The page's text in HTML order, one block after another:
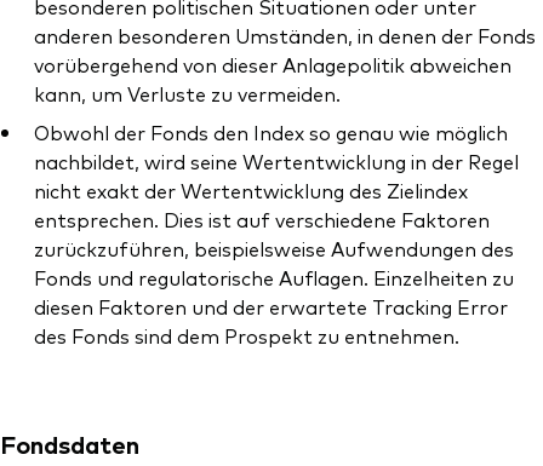
besonderen politischen Situationen oder unter
anderen besonderen Umständen, in denen der Fonds
vorübergehend von dieser Anlagepolitik abweichen
kann, um Verluste zu vermeiden.
Obwohl der Fonds den Index so genau wie möglich
nachbildet, wird seine Wertentwicklung in der Regel
nicht exakt der Wertentwicklung des Zielindex
entsprechen. Dies ist auf verschiedene Faktoren
zurückzuführen, beispielsweise Aufwendungen des
Fonds und regulatorische Auflagen. Einzelheiten zu
diesen Faktoren und der erwartete Tracking Error
des Fonds sind dem Prospekt zu entnehmen.
Fondsdaten